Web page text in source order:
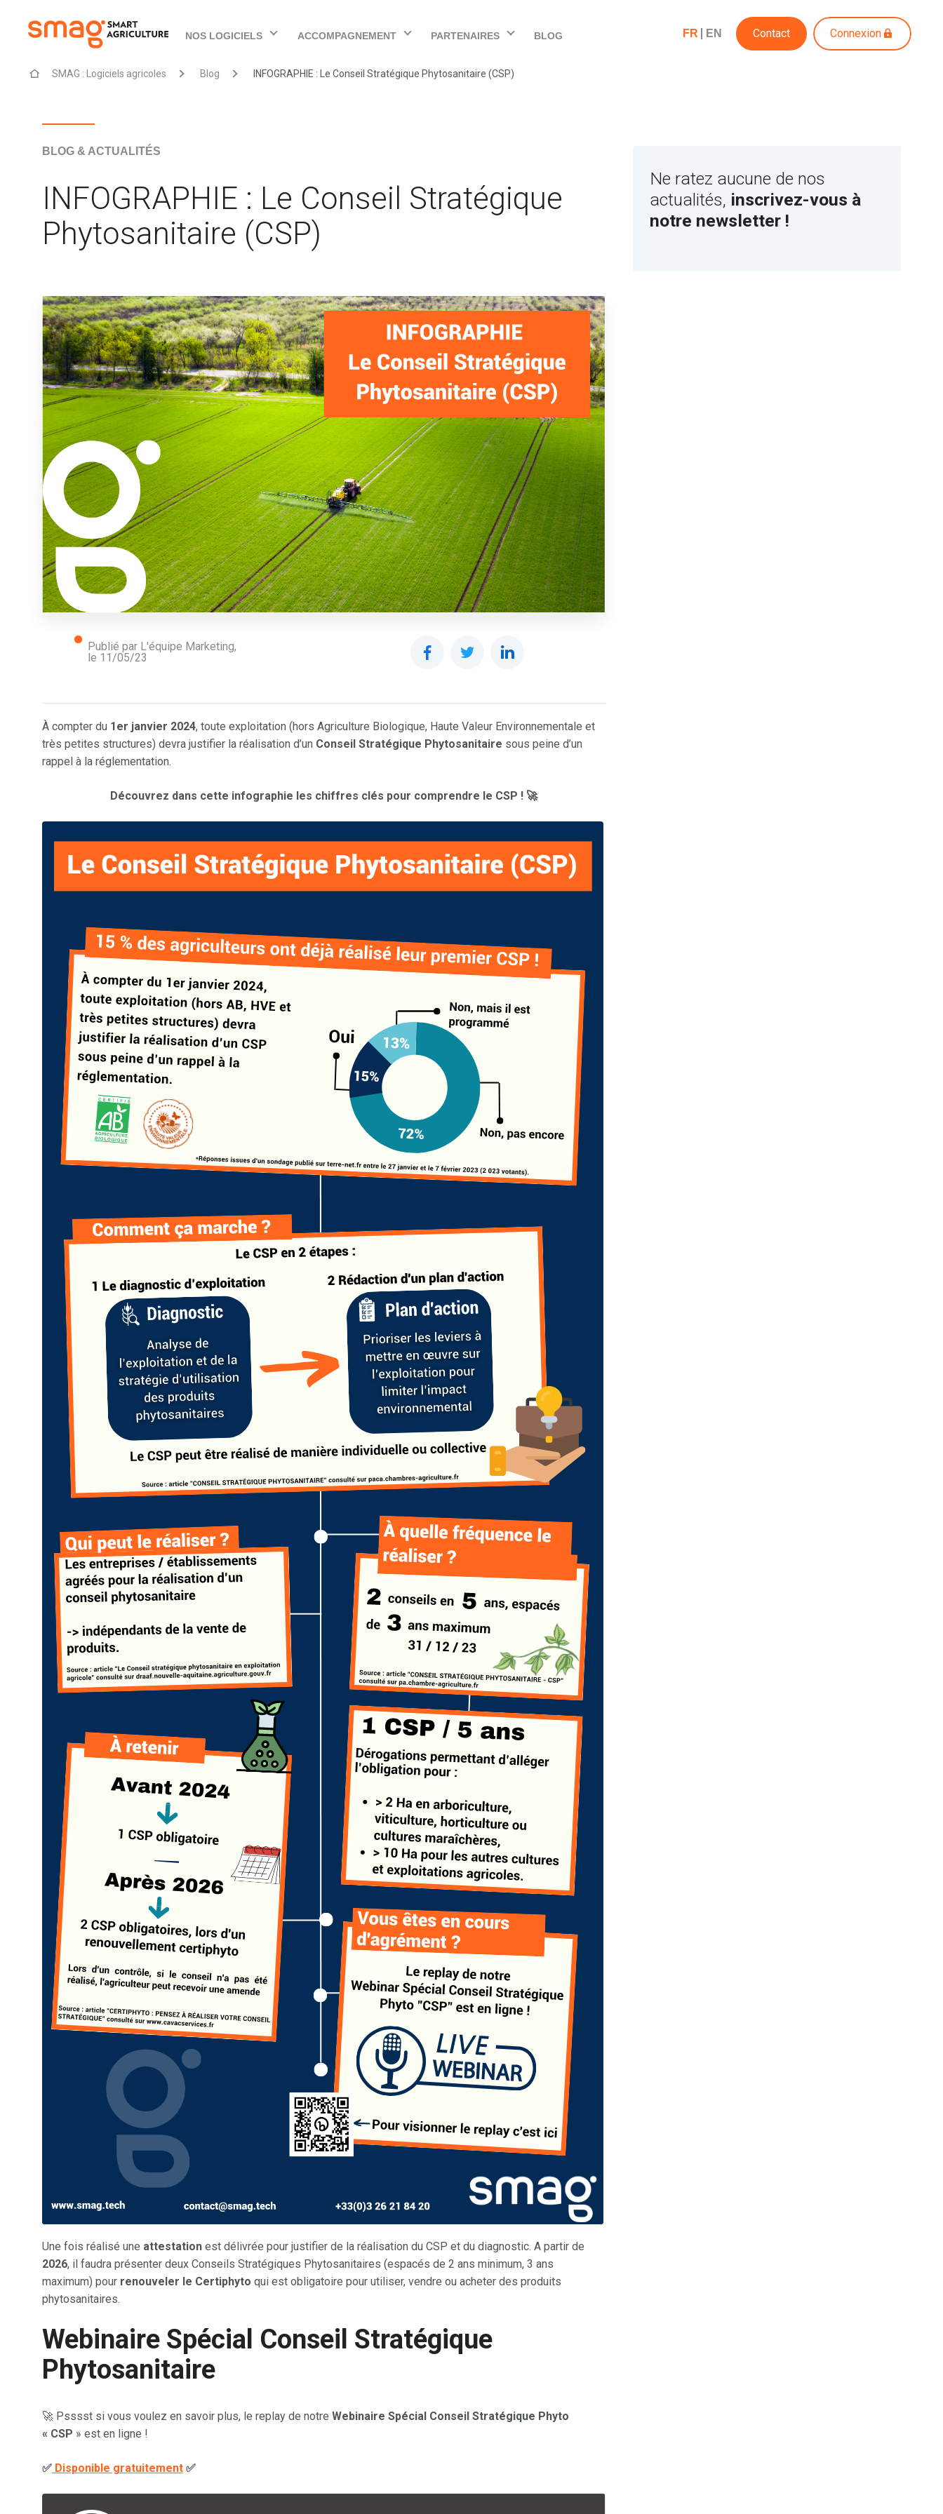
NOS LOGICIELS ACCOMPAGNEMENT PARTENAIRES BLOG FR EN Contact Connexion
SMAG : Logiciels agricoles Blog INFOGRAPHIE : Le Conseil Stratégique Phytosanitaire (CSP)
BLOG & ACTUALITÉS
INFOGRAPHIE : Le Conseil Stratégique
Phytosanitaire (CSP)
Publié par L'équipe Marketing,
le 11/05/23
À compter du 1er janvier 2024, toute exploitation (hors Agriculture Biologique, Haute Valeur Environnementale et
très petites structures) devra justifier la réalisation d’un Conseil Stratégique Phytosanitaire sous peine d’un
rappel à la réglementation.
Découvrez dans cette infographie les chiffres clés pour comprendre le CSP ! 🚀
Une fois réalisé une attestation est délivrée pour justifier de la réalisation du CSP et du diagnostic. A partir de
2026, il faudra présenter deux Conseils Stratégiques Phytosanitaires (espacés de 2 ans minimum, 3 ans
maximum) pour renouveler le Certiphyto qui est obligatoire pour utiliser, vendre ou acheter des produits
phytosanitaires.
Webinaire Spécial Conseil Stratégique
Phytosanitaire
🚀 Psssst si vous voulez en savoir plus, le replay de notre Webinaire Spécial Conseil Stratégique Phyto
« CSP » est en ligne !
✅Disponible gratuitement✅
Ne ratez aucune de nos
actualités, inscrivez-vous à
notre newsletter !